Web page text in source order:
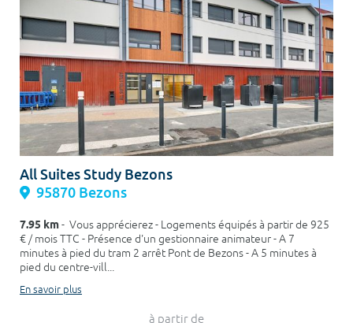
All Suites Study Bezons
95870 Bezons
7.95 km- Vous apprécierez - Logements équipés à partir de 925
€ / mois TTC - Présence d'un gestionnaire animateur - A 7
minutes à pied du tram 2 arrêt Pont de Bezons - A 5 minutes à
pied du centre-vill...
En savoir plus
à partir de